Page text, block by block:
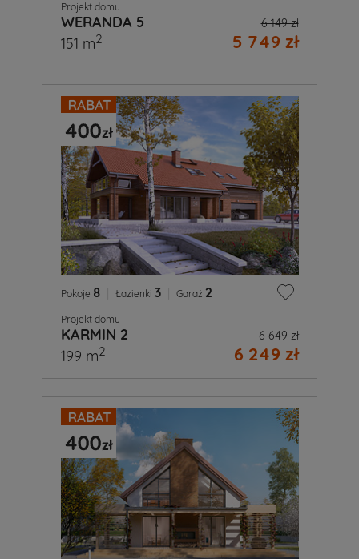
Projekt domu
WERANDA 5 6 149 zł
5 749 zł
151 m2
Pokoje 8 Łazienki 3 Garaż 2
Projekt domu
KARMIN 2 6 649 zł
6 249 zł
199 m2